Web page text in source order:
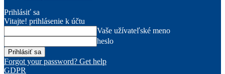
Prihlásiť sa
Vitajte! prihlásenie k účtu
Vaše užívateľské meno
heslo
Forgot your password? Get help
GDPR